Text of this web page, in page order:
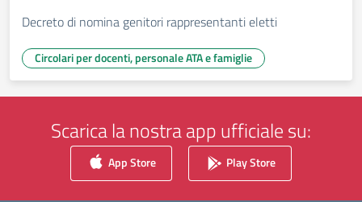
Decreto di nomina genitori rappresentanti eletti
Circolari per docenti, personale ATA e famiglie
Scarica la nostra app ufficiale su:
App Store Play Store